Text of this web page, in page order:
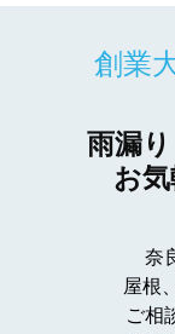
創業
雨漏
お
奈
屋根
ご相